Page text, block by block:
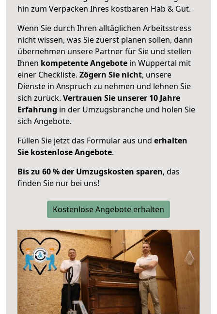
hin zum Verpacken Ihres kostbaren Hab & Gut.
Wenn Sie durch Ihren alltäglichen Arbeitsstress
nicht wissen, was Sie zuerst planen sollen, dann
übernehmen unsere Partner für Sie und stellen
Ihnen kompetente Angebote in Wuppertal mit
einer Checkliste. Zögern Sie nicht, unsere
Dienste in Anspruch zu nehmen und lehnen Sie
sich zurück. Vertrauen Sie unserer 10 Jahre
Erfahrung in der Umzugsbranche und holen Sie
sich Angebote.
Füllen Sie jetzt das Formular aus und erhalten
Sie kostenlose Angebote.
Bis zu 60 % der Umzugskosten sparen, das
finden Sie nur bei uns!
Kostenlose Angebote erhalten